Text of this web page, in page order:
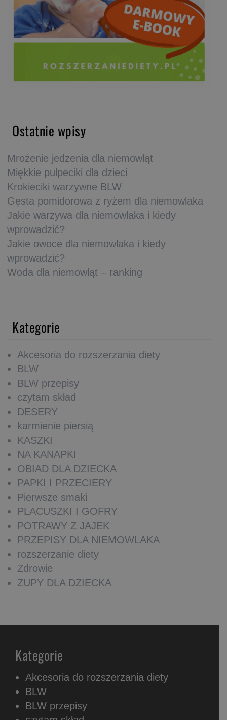
Ostatnie wpisy
Mrożenie jedzenia dla niemowląt
Miękkie pulpeciki dla dzieci
Krokieciki warzywne BLW
Gęsta pomidorowa z ryżem dla niemowlaka
Jakie warzywa dla niemowlaka i kiedy
wprowadzić?
Jakie owoce dla niemowlaka i kiedy
wprowadzić?
Woda dla niemowląt – ranking
Kategorie
Akcesoria do rozszerzania diety
BLW
BLW przepisy
czytam skład
DESERY
karmienie piersią
KASZKI
NA KANAPKI
OBIAD DLA DZIECKA
PAPKI I PRZECIERY
Pierwsze smaki
PLACUSZKI I GOFRY
POTRAWY Z JAJEK
PRZEPISY DLA NIEMOWLAKA
rozszerzanie diety
Zdrowie
ZUPY DLA DZIECKA
Kategorie
Akcesoria do rozszerzania diety
BLW
BLW przepisy